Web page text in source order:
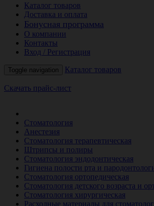
Каталог товаров
Доставка и оплата
Бонусная программа
О компании
Контакты
Вход / Регистрация
Toggle navigation Каталог товаров
Скачать прайс-лист
Стоматология
Анестезия
Стоматология терапевтическая
Штрипсы и полиры
Стоматология эндодонтическая
Гигиена полости рта и
Стоматология ортопедическая
Стоматология детского возраста и
Стоматология хирургическая
Расходные материалы для